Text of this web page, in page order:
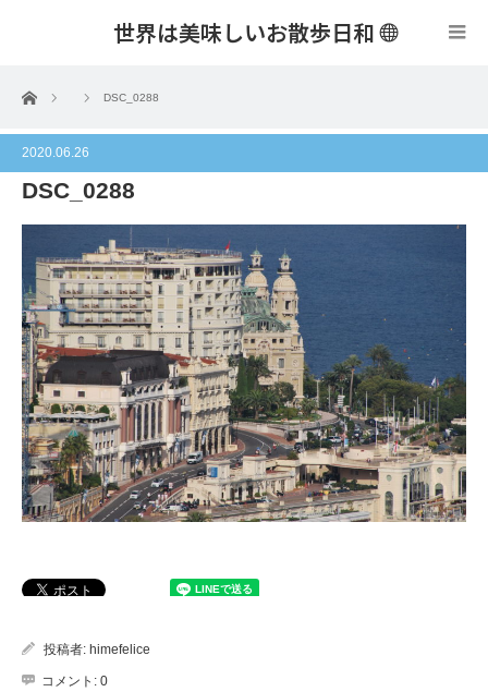
世界は美味しいお散歩日和
ホーム DSC_0288
2020.06.26
DSC_0288
投稿者: himefelice
コメント: 0